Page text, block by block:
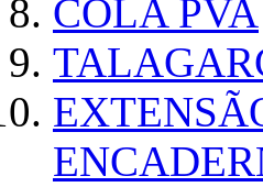
COLA PVA